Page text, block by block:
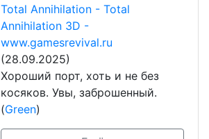
Total Annihilation - Total
Annihilation 3D -
www.gamesrevival.ru
(28.09.2025)
Хороший порт, хоть и не без
косяков. Увы, заброшенный.
(Green)